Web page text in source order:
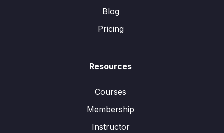
Blog
Pricing
Resources
Courses
Membership
Instructor